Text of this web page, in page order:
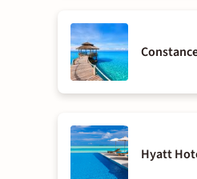
Hyatt